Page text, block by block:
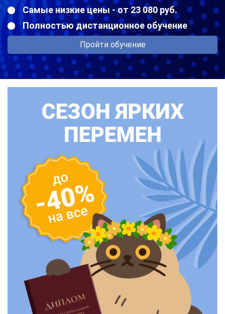
Самые низкие цены - от 23 080 руб.
Полностью дистанционное обучение
Пройти обучение